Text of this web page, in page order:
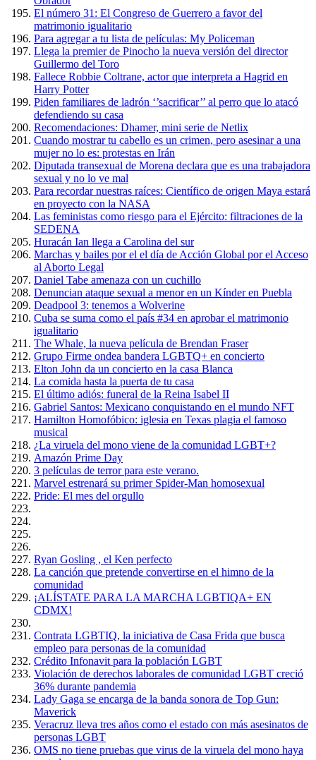
El número 31: El Congreso de Guerrero a favor del
matrimonio igualitario
Para agregar a tu lista de películas: My Policeman
Llega la premier de Pinocho la nueva versión del director
Guillermo del Toro
Fallece Robbie Coltrane, actor que interpreta a Hagrid en
Harry Potter
Piden familiares de ladrón ‘’sacrificar’’ al perro que lo atacó
defendiendo su casa
Recomendaciones: Dhamer, mini serie de Netlix
Cuando mostrar tu cabello es un crimen, pero asesinar a una
mujer no lo es: protestas en Irán
Diputada transexual de Morena declara que es una trabajadora
sexual y no lo ve mal
Para recordar nuestras raíces: Científico de origen Maya estará
en proyecto con la NASA
Las feministas como riesgo para el Ejército: filtraciones de la
SEDENA
Huracán Ian llega a Carolina del sur
Marchas y bailes por el el día de Acción Global por el Acceso
al Aborto Legal
Daniel Tabe amenaza con un cuchillo
Denuncian ataque sexual a menor en un Kínder en Puebla
Deadpool 3: tenemos a Wolverine
Cuba se suma como el país #34 en aprobar el matrimonio
igualitario
The Whale, la nueva película de Brendan Fraser
Grupo Firme ondea bandera LGBTQ+ en concierto
Elton John da un concierto en la casa Blanca
La comida hasta la puerta de tu casa
El último adiós: funeral de la Reina Isabel II
Gabriel Santos: Mexicano conquistando en el mundo NFT
Hamilton Homofóbico: iglesia en Texas plagia el famoso
musical
¿La viruela del mono viene de la comunidad LGBT+?
Amazón Prime Day
3 películas de terror para este verano.
Marvel estrenará su primer Spider-Man homosexual
Pride: El mes del orgullo
Ryan Gosling , el Ken perfecto
La canción que pretende convertirse en el himno de la
comunidad
¡ALÍSTATE PARA LA MARCHA LGBTIQA+ EN
CDMX!
Contrata LGBTIQ, la iniciativa de Casa Frida que busca
empleo para personas de la comunidad
Crédito Infonavit para la población LGBT
Violación de derechos laborales de comunidad LGBT creció
36% durante pandemia
Lady Gaga se encarga de la banda sonora de Top Gun:
Maverick
Veracruz lleva tres años como el estado con más asesinatos de
personas LGBT
OMS no tiene pruebas que virus de la viruela del mono haya